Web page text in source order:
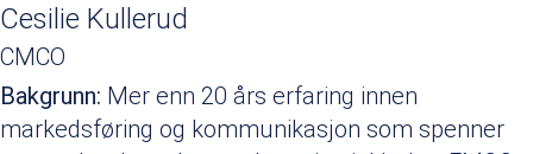
Cesilie Kullerud
CMCO
Bakgrunn: Mer enn 20 års erfaring innen
markedsføring og kommunikasjon som spenner